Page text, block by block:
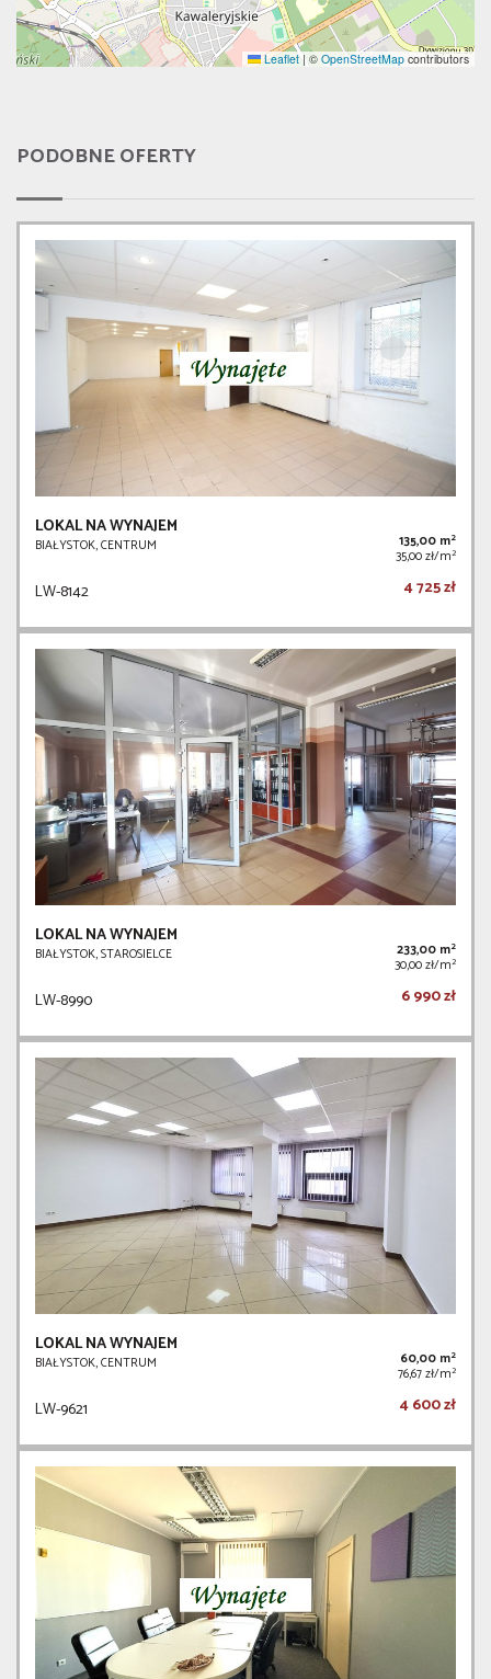
Leaflet | © OpenStreetMap contributors
PODOBNE OFERTY
LOKAL NA WYNAJEM
BIAŁYSTOK, CENTRUM 135,00 m2
35,00 zł/m2
LW-8142 4 725 zł
LOKAL NA WYNAJEM
BIAŁYSTOK, STAROSIELCE 233,00 m2
30,00 zł/m2
LW-8990 6 990 zł
LOKAL NA WYNAJEM
BIAŁYSTOK, CENTRUM 60,00 m2
76,67 zł/m2
LW-9621 4 600 zł